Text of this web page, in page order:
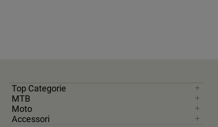
Top Categorie
MTB
Moto
Accessori